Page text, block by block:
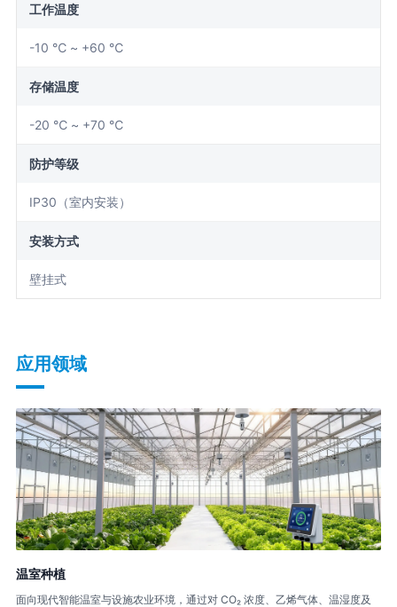
工作温度
-10 ℃ ~ +60 ℃
存储温度
-20 ℃ ~ +70 ℃
防护等级
IP30（室内安装）
安装方式
壁挂式
应用领域
温室种植
面向现代智能温室与设施农业环境，通过对 CO₂ 浓度、乙烯气体、温湿度及